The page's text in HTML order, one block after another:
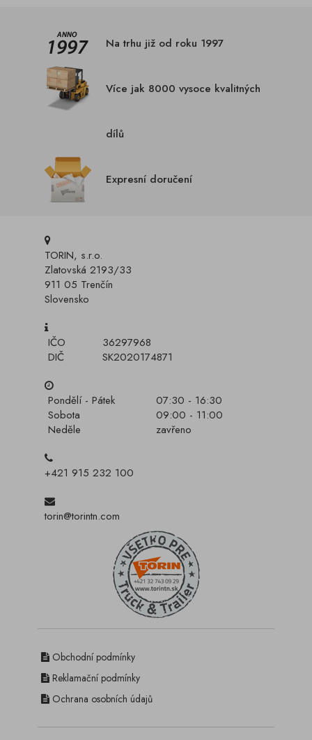
Na trhu již od roku 1997
Více jak 8000 vysoce kvalitných
dílů
Expresní doručení
TORIN, s.r.o.
Zlatovská 2193/33
911 05 Trenčín
Slovensko
IČO
36297968
DIČ
SK2020174871
Pondělí - Pátek
07:30 - 16:30
Sobota
09:00 - 11:00
Neděle
zavřeno
+421 915 232 100
torin@torintn.com
Obchodní podmínky
Reklamační podmínky
Ochrana osobních údajů